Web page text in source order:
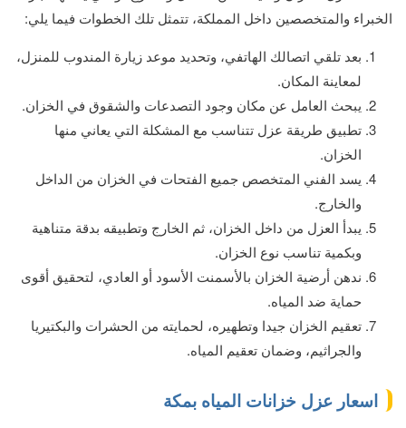
الخبراء والمتخصصين داخل المملكة، تتمثل تلك الخطوات فيما يلي:
بعد تلقي اتصالك الهاتفي، وتحديد موعد زيارة المندوب للمنزل،
لمعاينة المكان.
يبحث العامل عن مكان وجود التصدعات والشقوق في الخزان.
تطبيق طريقة عزل تتناسب مع المشكلة التي يعاني منها
الخزان.
يسد الفني المتخصص جميع الفتحات في الخزان من الداخل
والخارج.
يبدأ العزل من داخل الخزان، ثم الخارج وتطبيقه بدقة متناهية
وبكمية تناسب نوع الخزان.
ندهن أرضية الخزان بالأسمنت الأسود أو العادي، لتحقيق أقوى
حماية ضد المياه.
تعقيم الخزان جيدا وتطهيره، لحمايته من الحشرات والبكتيريا
والجراثيم، وضمان تعقيم المياه.
اسعار عزل خزانات المياه بمكة